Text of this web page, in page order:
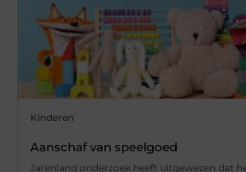
Kinderen
Aanschaf van speelgoed
Jarenlang onderzoek heeft uitgewezen dat